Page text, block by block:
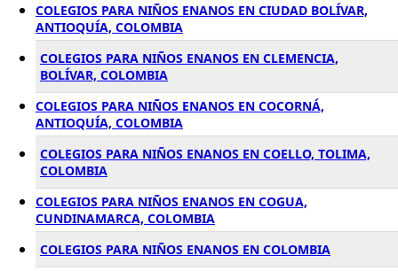
COLEGIOS PARA NIÑOS ENANOS EN CIUDAD BOLÍVAR,
ANTIOQUÍA, COLOMBIA
COLEGIOS PARA NIÑOS ENANOS EN CLEMENCIA,
BOLÍVAR, COLOMBIA
COLEGIOS PARA NIÑOS ENANOS EN COCORNÁ,
ANTIOQUÍA, COLOMBIA
COLEGIOS PARA NIÑOS ENANOS EN COELLO, TOLIMA,
COLOMBIA
COLEGIOS PARA NIÑOS ENANOS EN COGUA,
CUNDINAMARCA, COLOMBIA
COLEGIOS PARA NIÑOS ENANOS EN COLOMBIA